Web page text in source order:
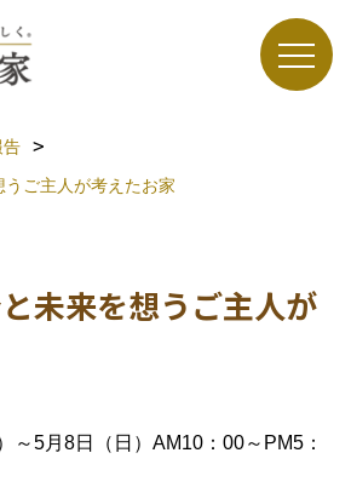
告
ご主人が考えたお家
未来を想うご主人が
～5月8日（日）AM10：00～PM5：